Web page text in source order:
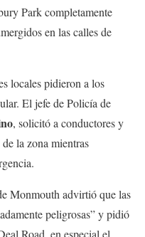
Park completamente
en las calles de
locales pidieron a los
El jefe de Policía de
, solicitó a conductores y
la zona mientras
Monmouth advirtió que las
peligrosas” y pidió
Road, en especial el